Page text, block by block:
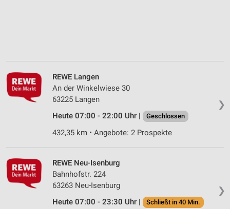
❯
REWE Langen
An der Winkelwiese 30
63225 Langen
Heute 07:00 - 22:00 Uhr |
Geschlossen
432,35 km • Angebote: 2 Prospekte
❯
REWE Neu-Isenburg
Bahnhofstr. 224
63263 Neu-Isenburg
Heute 07:00 - 23:30 Uhr |
Schließt in 40 Min.